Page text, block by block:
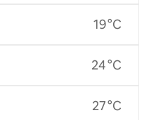
19 °C
24 °C
27 °C